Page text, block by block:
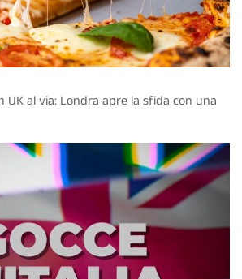
UK al via: Londra apre la sfida con una